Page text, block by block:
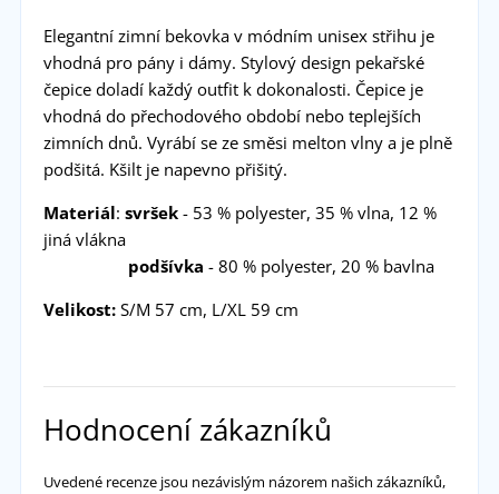
Elegantní zimní bekovka v módním unisex střihu je
vhodná pro pány i dámy. Stylový design pekařské
čepice doladí každý outfit k dokonalosti. Čepice je
vhodná do přechodového období nebo teplejších
zimních dnů. Vyrábí se ze směsi melton vlny a je plně
podšitá. Kšilt je napevno přišitý.
Materiál: svršek- 53 % polyester, 35 % vlna, 12 %
jiná vlákna
podšívka - 80 % polyester, 20 % bavlna
Velikost:S/M 57 cm, L/XL 59 cm
Hodnocení zákazníků
Uvedené recenze jsou nezávislým názorem našich zákazníků,